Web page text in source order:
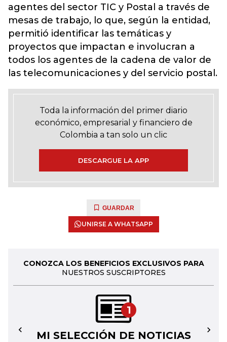
agentes del sector TIC y Postal a través de
mesas de trabajo, lo que, según la entidad,
permitió identificar las temáticas y
proyectos que impactan e involucran a
todos los agentes de la cadena de valor de
las telecomunicaciones y del servicio postal.
Toda la información del primer diario
económico, empresarial y financiero de
Colombia a tan solo un clic
DESCARGUE LA APP
GUARDAR
UNIRSE A WHATSAPP
CONOZCA LOS BENEFICIOS EXCLUSIVOS PARA
NUESTROS SUSCRIPTORES
1
MI SELECCIÓN DE NOTICIAS
← →